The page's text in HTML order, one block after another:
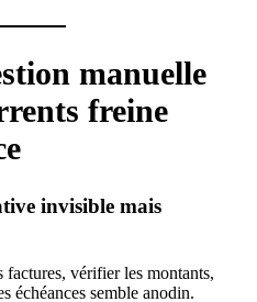
manuelle
freine
invisible mais
factures, vérifier les montants,
échéances semble anodin.